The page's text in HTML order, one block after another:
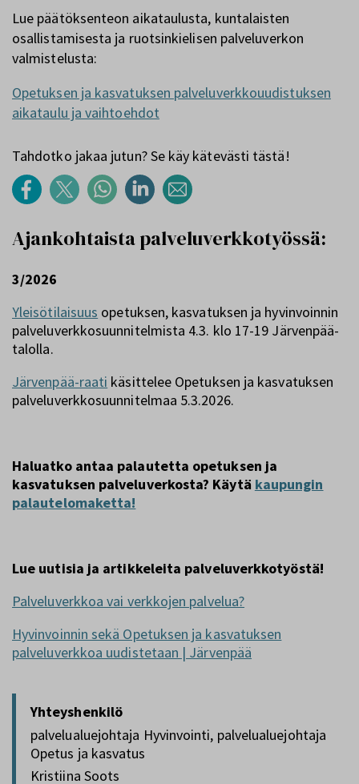
Lue päätöksenteon aikataulusta, kuntalaisten
osallistamisesta ja ruotsinkielisen palveluverkon
valmistelusta:
Opetuksen ja kasvatuksen palveluverkkouudistuksen
aikataulu ja vaihtoehdot
Tahdotko jakaa jutun? Se käy kätevästi tästä!
Ajankohtaista palveluverkkotyössä:
3/2026
Yleisötilaisuus opetuksen, kasvatuksen ja hyvinvoinnin
palveluverkkosuunnitelmista 4.3. klo 17-19 Järvenpää-
talolla.
Järvenpää-raati käsittelee Opetuksen ja kasvatuksen
palveluverkkosuunnitelmaa 5.3.2026.
Haluatko antaa palautetta opetuksen ja
kasvatuksen palveluverkosta? Käytä kaupungin
palautelomaketta!
Lue uutisia ja artikkeleita palveluverkkotyöstä!
Palveluverkkoa vai verkkojen palvelua?
Hyvinvoinnin sekä Opetuksen ja kasvatuksen
palveluverkkoa uudistetaan | Järvenpää
Yhteyshenkilö
palvelualuejohtaja Hyvinvointi, palvelualuejohtaja
Opetus ja kasvatus
Kristiina Soots